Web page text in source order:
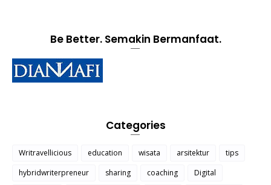
Be Better. Semakin Bermanfaat.
Categories
Writravellicious education wisata arsitektur
tips
hybridwriterpreneur
sharing coaching
Digital